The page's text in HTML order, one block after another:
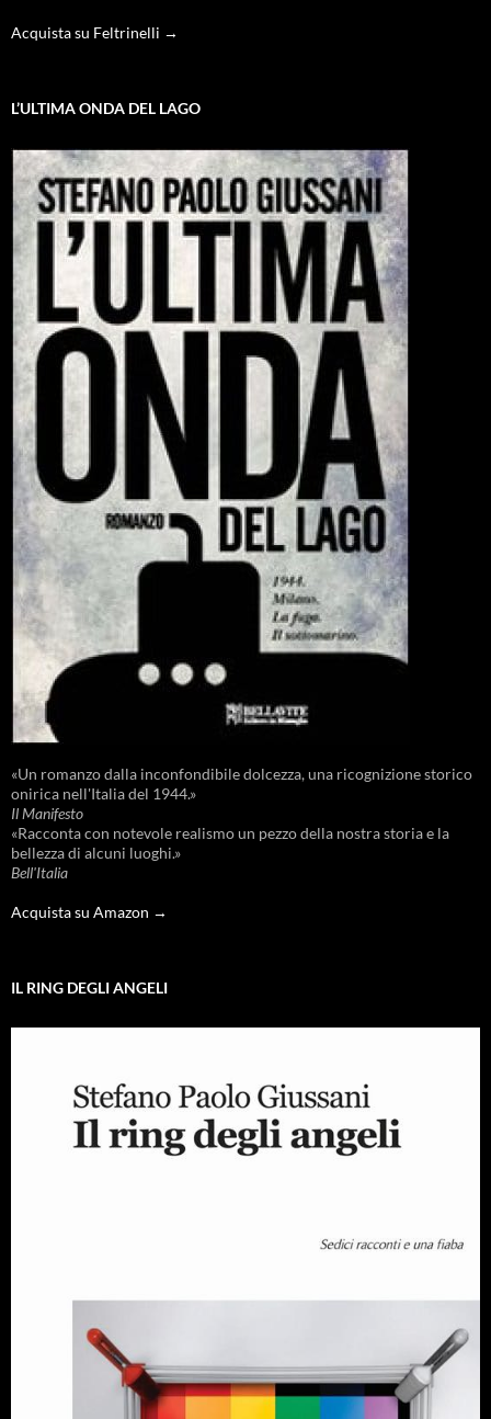
Acquista su Feltrinelli →
L’ULTIMA ONDA DEL LAGO
«Un romanzo dalla inconfondibile dolcezza, una ricognizione storico
onirica nell'Italia del 1944.»
Il Manifesto
«Racconta con notevole realismo un pezzo della nostra storia e la
bellezza di alcuni luoghi.»
Bell'Italia
Acquista su Amazon →
IL RING DEGLI ANGELI